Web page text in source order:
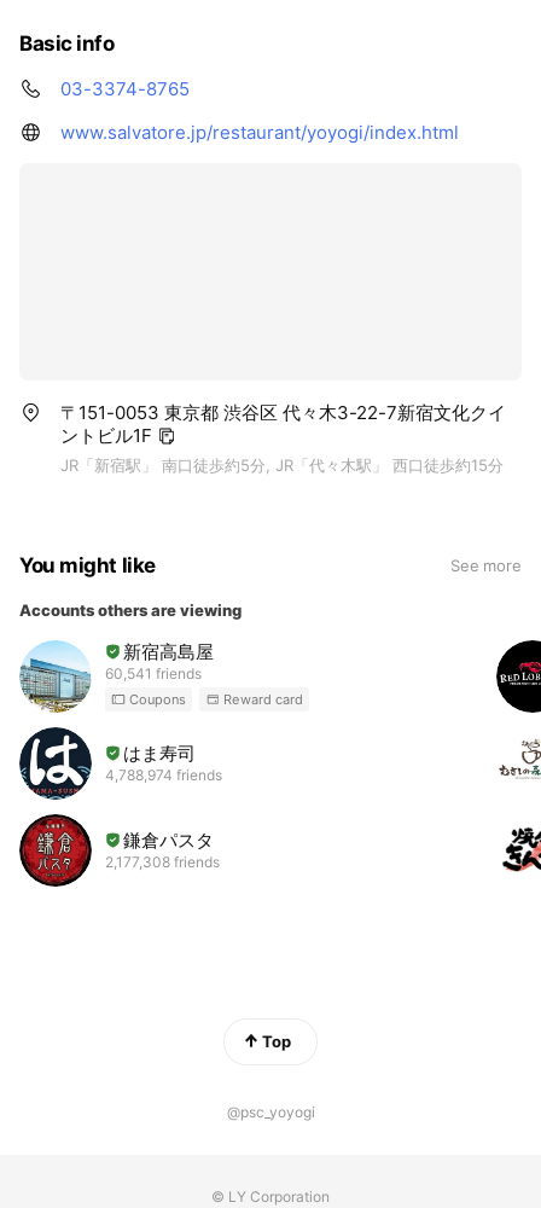
Basic info
03-3374-8765
www.salvatore.jp/restaurant/yoyogi/index.html
〒151-0053 東京都 渋谷区 代々木3-22-7新宿文化クイ
ントビル1F
JR「新宿駅」 南口徒歩約5分, JR「代々木駅」 西口徒歩約15分
You might like See more
Accounts others are viewing
新宿高島屋
60,541 friends
Coupons Reward card
はま寿司
4,788,974 friends
鎌倉パスタ
2,177,308 friends
Top
@psc_yoyogi
© LY Corporation